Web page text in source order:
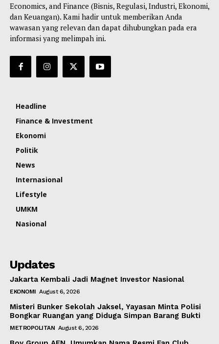
Economics, and Finance (Bisnis, Regulasi, Industri, Ekonomi,
dan Keuangan). Kami hadir untuk memberikan Anda
wawasan yang relevan dan dapat dihubungkan pada era
informasi yang melimpah ini.
Headline
Finance & Investment
Ekonomi
Politik
News
Internasional
Lifestyle
UMKM
Nasional
Updates
Jakarta Kembali Jadi Magnet Investor Nasional
EKONOMI August 6, 2026
Misteri Bunker Sekolah Jaksel, Yayasan Minta Polisi
Bongkar Ruangan yang Diduga Simpan Barang Bukti
METROPOLITAN August 6, 2026